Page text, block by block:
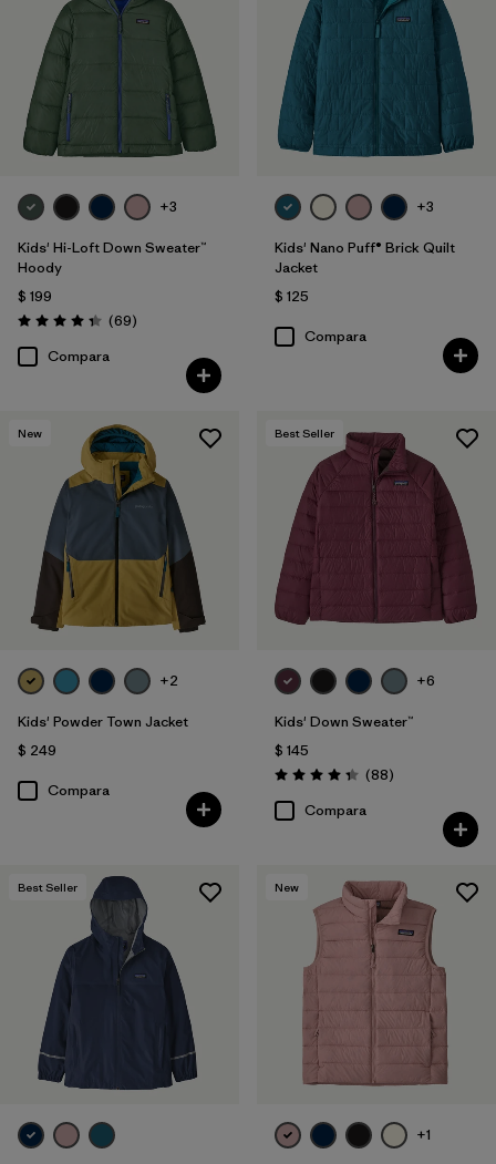
Filtrar por
Features & Processes
Filtrar por
Materials & Fabric
Filtrar por
Kids
Filtrar por
Warmth Index +3
Kids' Hi-Loft Down Sweater™
Hoody
$ 199
Valoración: 4.3 / 5
(69Comentarios
)
Compara
+3
Kids' Nano Puff® Brick Quilt
Jacket
$ 125
Compara
New
+2
Kids' Powder Town Jacket
$ 249
Compara
Best Seller
+6
Kids' Down Sweater™
$ 145
Valoración: 4.3 / 5
(88Comentarios
)
Compara
Best Seller New
+1